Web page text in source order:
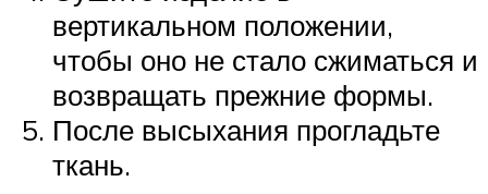
вертикальном положении,
чтобы оно не стало сжиматься и
возвращать прежние формы.
После высыхания прогладьте
ткань.